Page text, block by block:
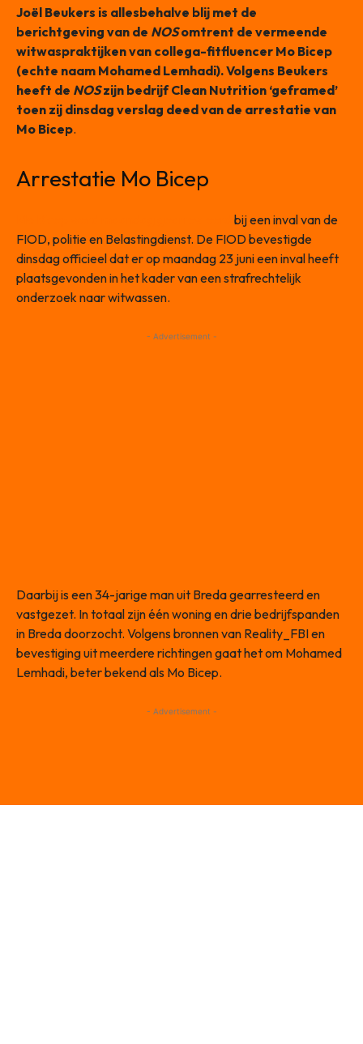
Joël Beukers is allesbehalve blij met de
berichtgeving van de NOSomtrent de vermeende
witwaspraktijken van collega-fitfluencer Mo Bicep
(echte naam Mohamed Lemhadi). Volgens Beukers
heeft de NOSzijn bedrijf Clean Nutrition ‘geframed’
toen zij dinsdag verslag deed van de arrestatie van
Mo Bicep.
Arrestatie Mo Bicep
bij een inval van de
FIOD, politie en Belastingdienst. De FIOD bevestigde
dinsdag officieel dat er op maandag 23 juni een inval heeft
plaatsgevonden in het kader van een strafrechtelijk
onderzoek naar witwassen.
- Advertisement -
Daarbij is een 34-jarige man uit Breda gearresteerd en
vastgezet. In totaal zijn één woning en drie bedrijfspanden
in Breda doorzocht. Volgens bronnen van Reality_FBI en
bevestiging uit meerdere richtingen gaat het om Mohamed
Lemhadi, beter bekend als Mo Bicep.
- Advertisement -